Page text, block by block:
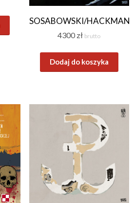
SOSABOWSKI/HACKMAN
4300 zł brutto
Dodaj do koszyka